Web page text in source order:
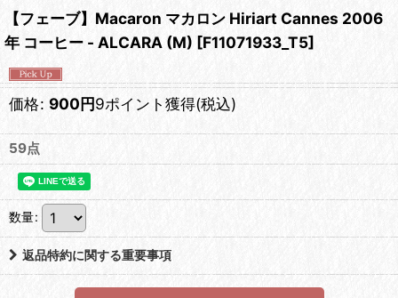
【フェーブ】Macaron マカロン Hiriart Cannes 2006
年 コーヒー - ALCARA (M) [F11071933_T5]
価格: 900円9ポイント獲得(税込)
59点
数量:
返品特約に関する重要事項